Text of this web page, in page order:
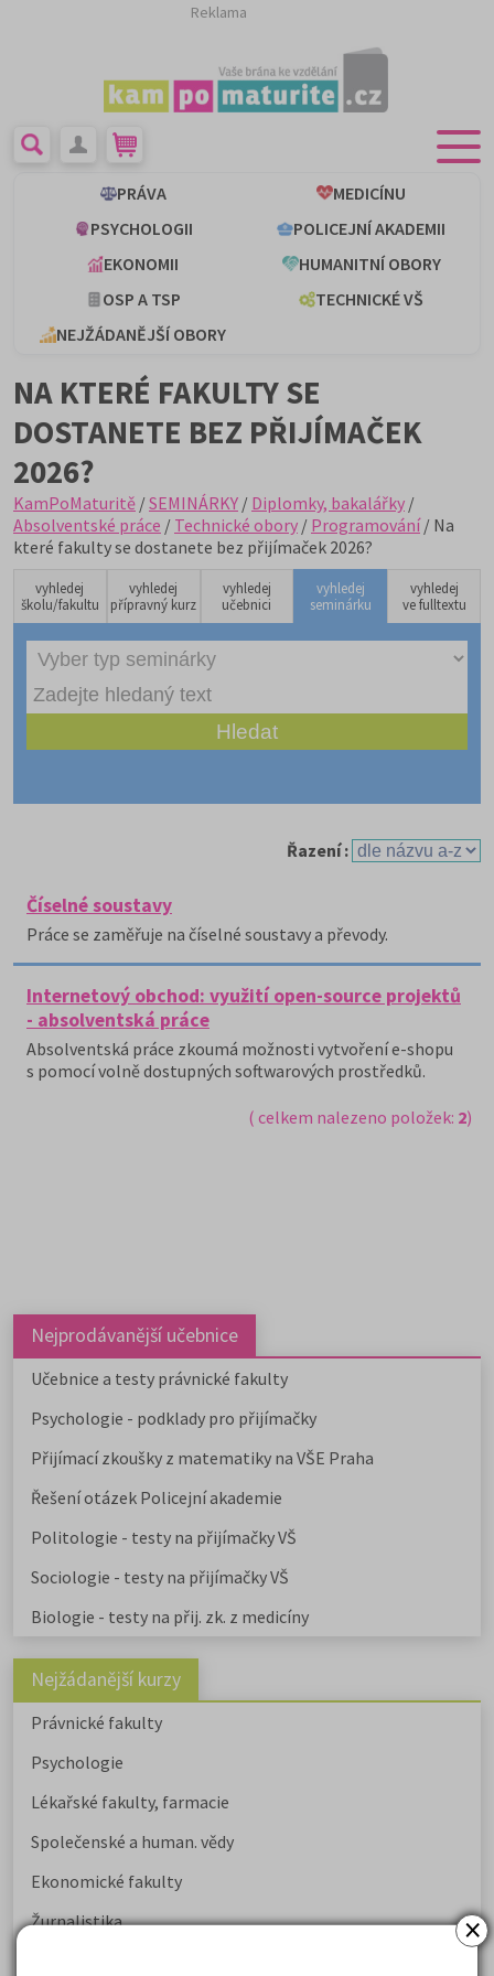
×
Reklama
PRÁVA
MEDICÍNU
PSYCHOLOGII
POLICEJNÍ AKADEMII
EKONOMII
HUMANITNÍ OBORY
OSP A TSP
TECHNICKÉ VŠ
NEJŽÁDANĚJŠÍ OBORY
NA KTERÉ FAKULTY SE
DOSTANETE BEZ PŘIJÍMAČEK
2026?
KamPoMaturitě /SEMINÁRKY / Diplomky, bakalářky /
Absolventské práce / Technické obory / Programování/ Na
které fakulty se dostanete bez přijímaček 2026?
vyhledej
školu/fakultu
vyhledej
přípravný kurz
vyhledej
učebnici
vyhledej
seminárku
vyhledej
ve fulltextu
Řazení :
Číselné soustavy
Práce se zaměřuje na číselné soustavy a převody.
Internetový obchod: využití open-source projektů
- absolventská práce
Absolventská práce zkoumá možnosti vytvoření e-shopu
s pomocí volně dostupných softwarových prostředků.
( celkem nalezeno položek: 2)
Nejprodávanější učebnice
Učebnice a testy právnické fakulty
Psychologie - podklady pro přijímačky
Přijímací zkoušky z matematiky na VŠE Praha
Řešení otázek Policejní akademie
Politologie - testy na přijímačky VŠ
Sociologie - testy na přijímačky VŠ
Biologie - testy na přij. zk. z medicíny
Nejžádanější kurzy
Právnické fakulty
Psychologie
Lékařské fakulty, farmacie
Společenské a human. vědy
Ekonomické fakulty
Žurnalistika